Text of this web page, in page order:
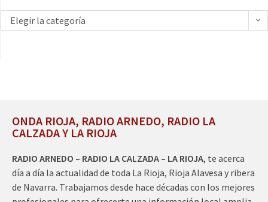
Elegir la categoría
ONDA RIOJA, RADIO ARNEDO, RADIO LA
CALZADA Y LA RIOJA
RADIO ARNEDO – RADIO LA CALZADA – LA RIOJA, te acerca
día a día la actualidad de toda La Rioja, Rioja Alavesa y ribera
de Navarra. Trabajamos desde hace décadas con los mejores